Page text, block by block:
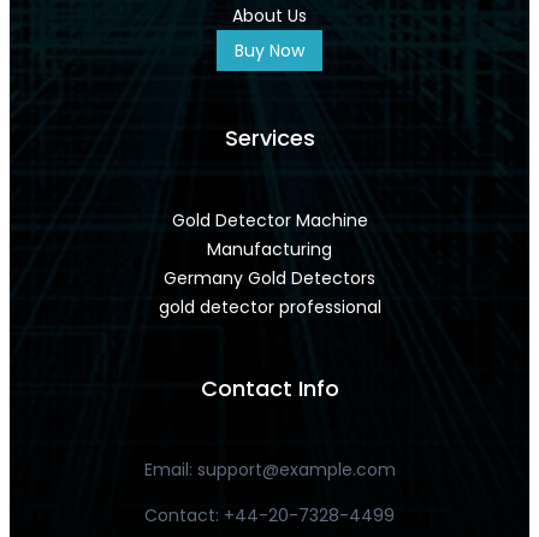
About Us
Buy Now
Services
Gold Detector Machine
Manufacturing
Germany Gold Detectors
gold detector professional
Contact Info
Email: support@example.com
Contact: +44-20-7328-4499